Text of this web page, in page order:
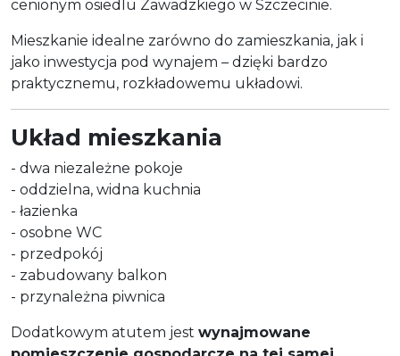
cenionym osiedlu Zawadzkiego w Szczecinie.
Mieszkanie idealne zarówno do zamieszkania, jak i
jako inwestycja pod wynajem – dzięki bardzo
praktycznemu, rozkładowemu układowi.
Układ mieszkania
- dwa niezależne pokoje
- oddzielna, widna kuchnia
- łazienka
- osobne WC
- przedpokój
- zabudowany balkon
- przynależna piwnica
Dodatkowym atutem jest wynajmowane